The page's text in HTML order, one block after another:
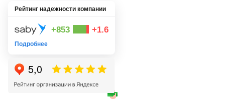
Рейтинг надежности компании
+853 +1.6
Подробнее